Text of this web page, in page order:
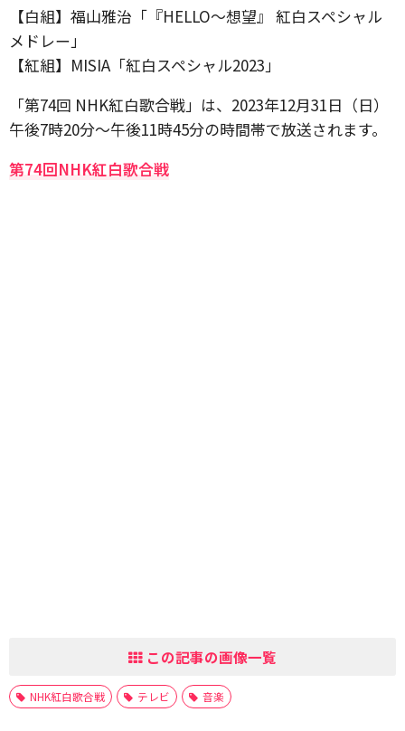
【白組】福山雅治「『HELLO～想望』 紅白スペシャル
メドレー」
【紅組】MISIA「紅白スペシャル2023」
「第74回 NHK紅白歌合戦」は、2023年12月31日（日）
午後7時20分〜午後11時45分の時間帯で放送されます。
第74回NHK紅白歌合戦
この記事の画像一覧
NHK紅白歌合戦 テレビ 音楽